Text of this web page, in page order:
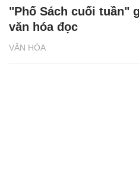
VĂN HÓA
"Phố Sách cuối tuần"
văn hóa đọc